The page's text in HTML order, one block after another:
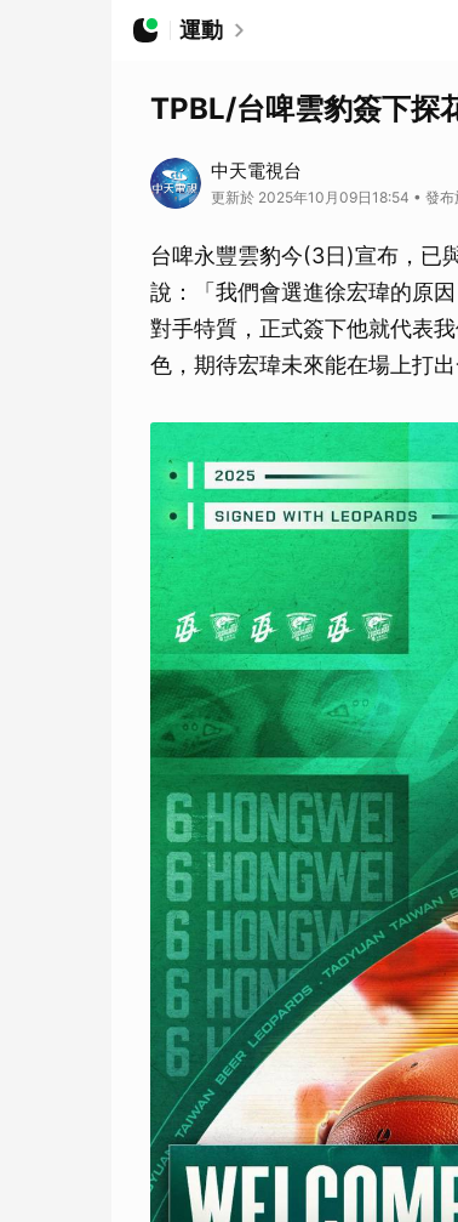
運動
TPBL/台啤雲豹簽下
中天電視台
更新於 2025年10月09日18:54 • 發
台啤永豐雲豹今(3日)宣布，已
說：「我們會選進徐宏瑋的原
對手特質，正式簽下他就代表
色，期待宏瑋未來能在場上打出